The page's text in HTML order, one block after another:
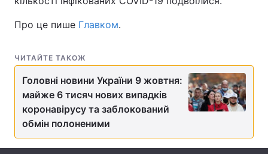
Спорт Наука
Техно і зв'язок Лайт
Зброя
Здоров'я Туризм
Про це пише Главком.
ЧИТАЙТЕ ТАКОЖ
Головні новини України 9 жовтня:
майже 6 тисяч нових випадків
коронавірусу та заблокований
обмін полоненими